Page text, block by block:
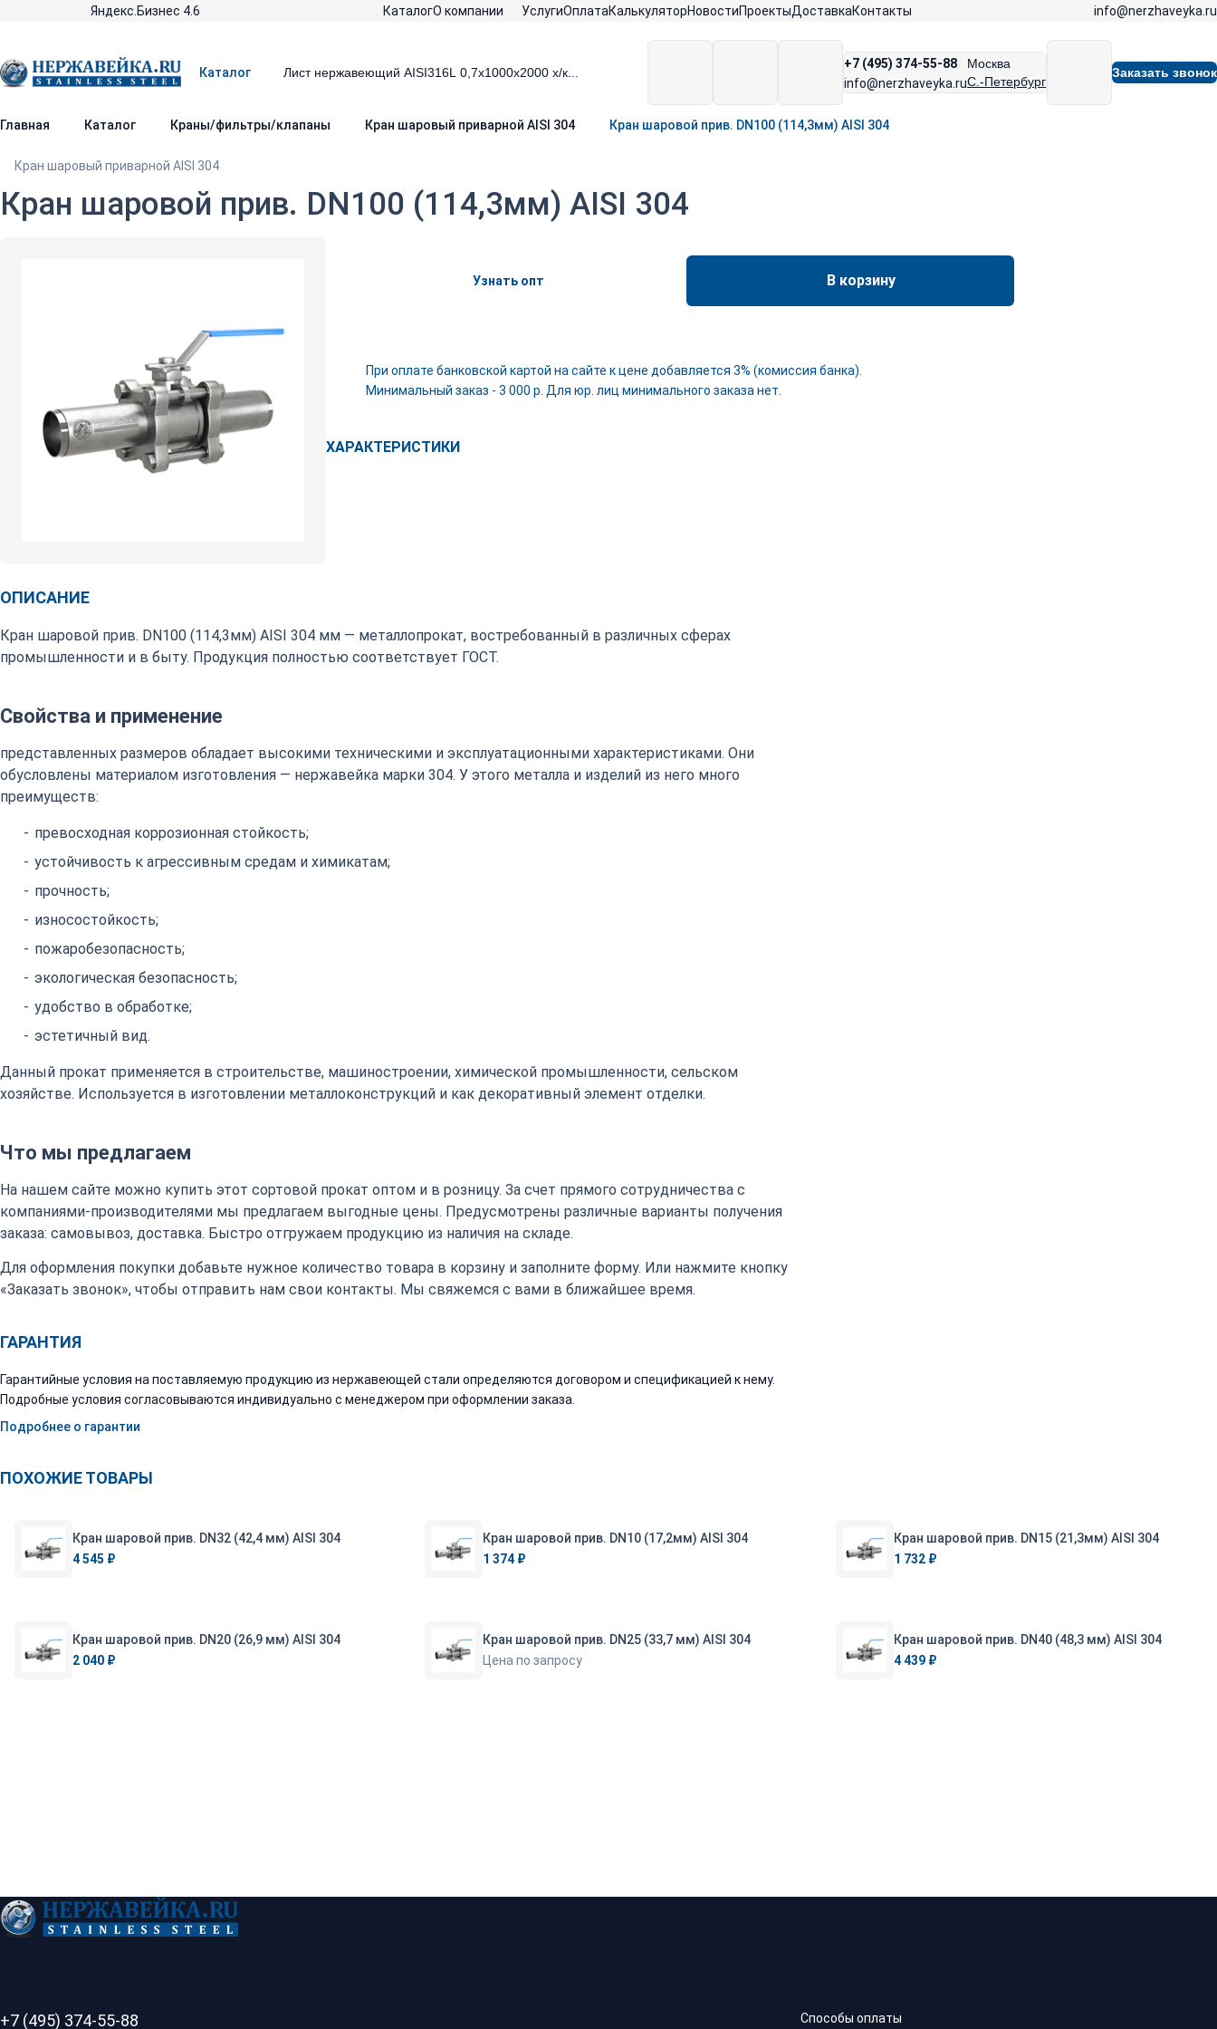
Яндекс.Бизнес 4.6 КаталогО компании УслугиОплатаКалькуляторНовостиПроектыДоставкаКонтакты info@nerzhaveyka.ru
Каталог
+7 (495) 374-55-88
info@nerzhaveyka.ru
Москва
С.-Петербург
Заказать звонок
Главная Каталог Краны/фильтры/клапаны Кран шаровый приварной AISI 304 Кран шаровой прив. DN100 (114,3мм) AISI 304
Кран шаровый приварной AISI 304
Кран шаровой прив. DN100 (114,3мм) AISI 304
Узнать опт В корзину
При оплате банковской картой на сайте к цене добавляется 3% (комиссия банка).
Минимальный заказ - 3 000 р. Для юр. лиц минимального заказа нет.
ХАРАКТЕРИСТИКИ
ОПИСАНИЕ
Кран шаровой прив. DN100 (114,3мм) AISI 304 мм — металлопрокат, востребованный в различных сферах
промышленности и в быту. Продукция полностью соответствует ГОСТ.
Свойства и применение
представленных размеров обладает высокими техническими и эксплуатационными характеристиками. Они
обусловлены материалом изготовления — нержавейка марки 304. У этого металла и изделий из него много
преимуществ:
превосходная коррозионная стойкость;
устойчивость к агрессивным средам и химикатам;
прочность;
износостойкость;
пожаробезопасность;
экологическая безопасность;
удобство в обработке;
эстетичный вид.
Данный прокат применяется в строительстве, машиностроении, химической промышленности, сельском
хозяйстве. Используется в изготовлении металлоконструкций и как декоративный элемент отделки.
Что мы предлагаем
На нашем сайте можно купить этот сортовой прокат оптом и в розницу. За счет прямого сотрудничества с
компаниями-производителями мы предлагаем выгодные цены. Предусмотрены различные варианты получения
заказа: самовывоз, доставка. Быстро отгружаем продукцию из наличия на складе.
Для оформления покупки добавьте нужное количество товара в корзину и заполните форму. Или нажмите кнопку
«Заказать звонок», чтобы отправить нам свои контакты. Мы свяжемся с вами в ближайшее время.
ГАРАНТИЯ
Гарантийные условия на поставляемую продукцию из нержавеющей стали определяются договором и спецификацией к нему.
Подробные условия согласовываются индивидуально с менеджером при оформлении заказа.
Подробнее о гарантии
ПОХОЖИЕ ТОВАРЫ
Кран шаровой прив. DN32 (42,4 мм) AISI 304
4 545 ₽
Кран шаровой прив. DN10 (17,2мм) AISI 304
1 374 ₽
Кран шаровой прив. DN15 (21,3мм) AISI 304
1 732 ₽
Кран шаровой прив. DN20 (26,9 мм) AISI 304
2 040 ₽
Кран шаровой прив. DN25 (33,7 мм) AISI 304
Цена по запросу
Кран шаровой прив. DN40 (48,3 мм) AISI 304
4 439 ₽
+7 (495) 374-55-88 Способы оплаты